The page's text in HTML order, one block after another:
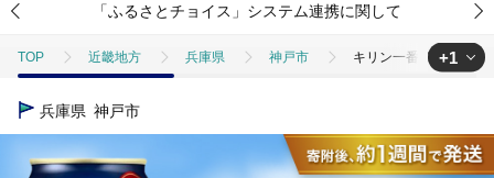
「ふるさとチョイス」システム連携に関して
TOP 近畿地方 兵庫県 神戸市 キリン一番搾り 糖質
TOP
+1
兵庫県 神戸市